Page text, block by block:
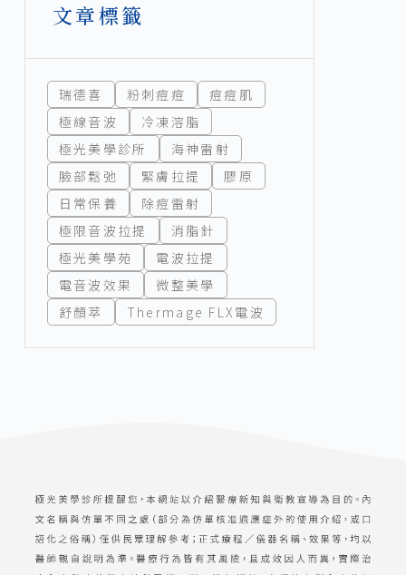
文章標籤
瑞德喜 粉刺痘痘
痘痘肌
極線音波
冷凍溶脂
極光美學診所
海神雷射
臉部鬆弛
緊膚拉提
膠原
日常保養
除痘雷射
極限音波拉提
消脂針
極光美學苑
電波拉提
電音波效果
微整美學
舒顏萃
Thermage FLX電波